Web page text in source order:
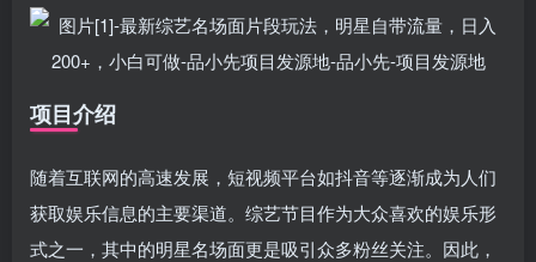
项目介绍
随着互联网的高速发展，短视频平台如抖音等逐渐成为人们
获取娱乐信息的主要渠道。综艺节目作为大众喜欢的娱乐形
式之一，其中的明星名场面更是吸引众多粉丝关注。因此，